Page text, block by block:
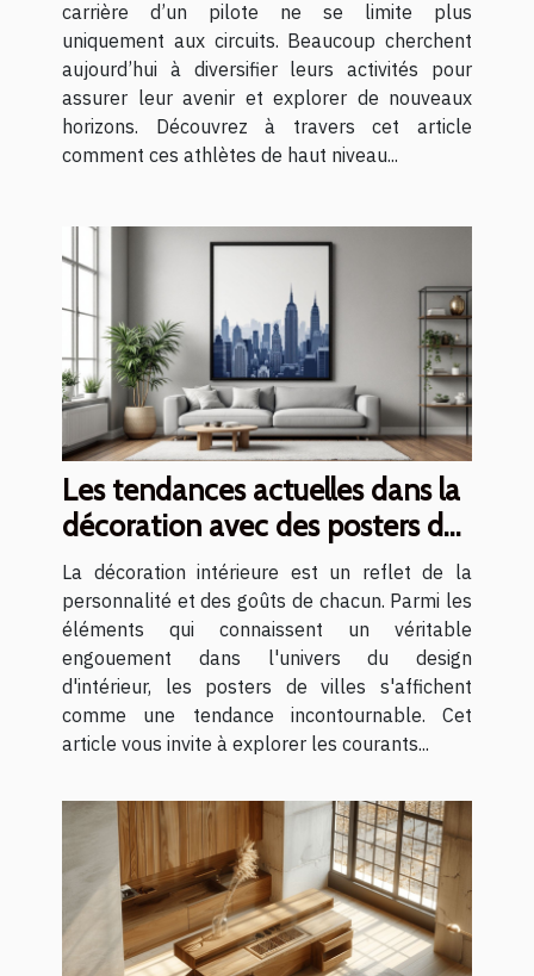
carrière d’un pilote ne se limite plus
uniquement aux circuits. Beaucoup cherchent
aujourd’hui à diversifier leurs activités pour
assurer leur avenir et explorer de nouveaux
horizons. Découvrez à travers cet article
comment ces athlètes de haut niveau...
Les tendances actuelles dans la
décoration avec des posters de
villes
La décoration intérieure est un reflet de la
personnalité et des goûts de chacun. Parmi les
éléments qui connaissent un véritable
engouement dans l'univers du design
d'intérieur, les posters de villes s'affichent
comme une tendance incontournable. Cet
article vous invite à explorer les courants...